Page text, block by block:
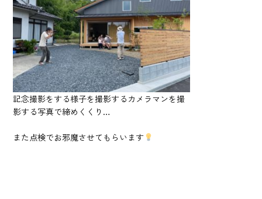
記念撮影をする様子を撮影するカメラマンを撮
影する写真で締めくくり…
また点検でお邪魔させてもらいます